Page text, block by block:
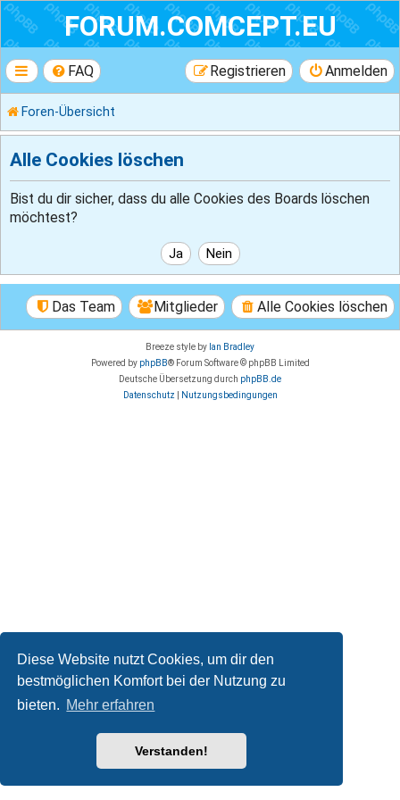
Diese Website nutzt Cookies, um dir den
bestmöglichen Komfort bei der Nutzung zu
bieten. Mehr erfahren
Verstanden!
FORUM.COMCEPT.EU
FAQ Anmelden
Registrieren
Foren-Übersicht
Alle Cookies löschen
Bist du dir sicher, dass du alle Cookies des Boards löschen
möchtest?
Alle Cookies löschen
Mitglieder
Das Team
Breeze style by Ian Bradley
Powered by phpBB® Forum Software © phpBB Limited
Deutsche Übersetzung durch phpBB.de
Datenschutz
Nutzungsbedingungen